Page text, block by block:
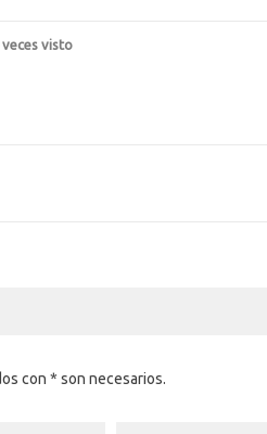
veces visto
con * son necesarios.